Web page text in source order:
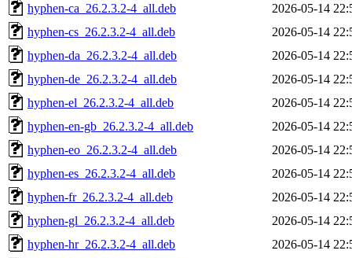
hyphen-ca_26.2.3.2-4_all.deb
2026-05-14
hyphen-cs_26.2.3.2-4_all.deb
2026-05-14
hyphen-da_26.2.3.2-4_all.deb
2026-05-14
hyphen-de_26.2.3.2-4_all.deb
2026-05-14
hyphen-el_26.2.3.2-4_all.deb
2026-05-14
hyphen-en-gb_26.2.3.2-4_all.deb
2026-05-14
hyphen-eo_26.2.3.2-4_all.deb
2026-05-14
hyphen-es_26.2.3.2-4_all.deb
2026-05-14
hyphen-fr_26.2.3.2-4_all.deb
2026-05-14
hyphen-gl_26.2.3.2-4_all.deb
2026-05-14
hyphen-hr_26.2.3.2-4_all.deb
2026-05-14